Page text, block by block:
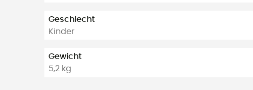
Geschlecht
Kinder
Gewicht
5,2 kg